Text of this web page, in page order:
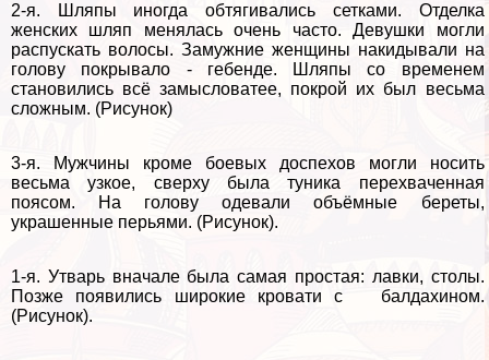
2-я. Шляпы иногда обтягивались сетками. Отделка
женских шляп менялась очень часто. Дeвyшки могли
распускать волосы. Замужние женщины накидывали на
голову покрывало - гебенде. Шляпы со временем
становились всё замысловатее, покрой их был весьма
сложным. (Рисунок)
3-я. Мужчины кроме боевых доспехов могли носить
весьма узкое, сверху была туника перехваченная
поясом. На голову одевали объёмные береты,
украшенные перьями. (Рисунок).
1-я. Утварь вначале была самая простая: лавки, столы.
Позже появились широкие кровати с балдахином.
(Рисунок).